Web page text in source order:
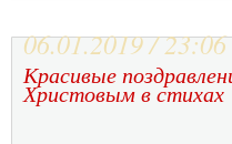
06.01.2019 / 23:06
Красивые
Христовым в стихах